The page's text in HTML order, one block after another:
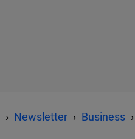
Newsletter Business